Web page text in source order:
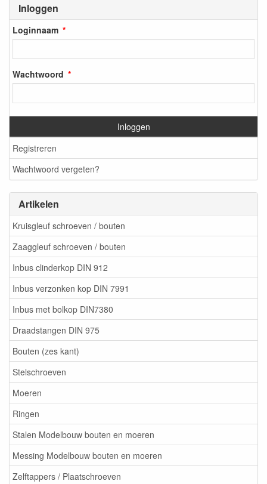
Inloggen
Loginnaam
Wachtwoord
Inloggen
Registreren
Wachtwoord vergeten?
Artikelen
Kruisgleuf schroeven / bouten
Zaaggleuf schroeven / bouten
Inbus clinderkop DIN 912
Inbus verzonken kop DIN 7991
Inbus met bolkop DIN7380
Draadstangen DIN 975
Bouten (zes kant)
Stelschroeven
Moeren
Ringen
Stalen Modelbouw bouten en moeren
Messing Modelbouw bouten en moeren
Zelftappers / Plaatschroeven